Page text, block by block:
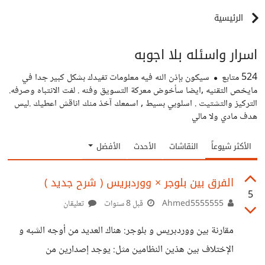
الرئيسية
اسرار واسئله بلا اجوبه
524متابع
سيكون بإذن الله فيه معلومات تفيدك بشكل كبير جدا في
مايخص التقنيه ,ايضا سأخوض معركة التسويق وفنه . لفت الانتباه وصرفه.
التركيز والتشتيت . اسلوبي بسيط , اسمعك آخذ منك اناقش اعطيك .ليس
هدف مادي ولا مالي
الأكثر شيوعاً النقاشات الأحدث الأفضل
5
الفرق بين بلوجر × ووردبريس ( شرح جديد )
قبل 8 سنوات تعليقان
مقارنة بين ووردبريس و بلوجر: هناك العديد من أوجه الشبه و
الإختلاف بين هذين النظامين مثل: يوجد إصدارين من